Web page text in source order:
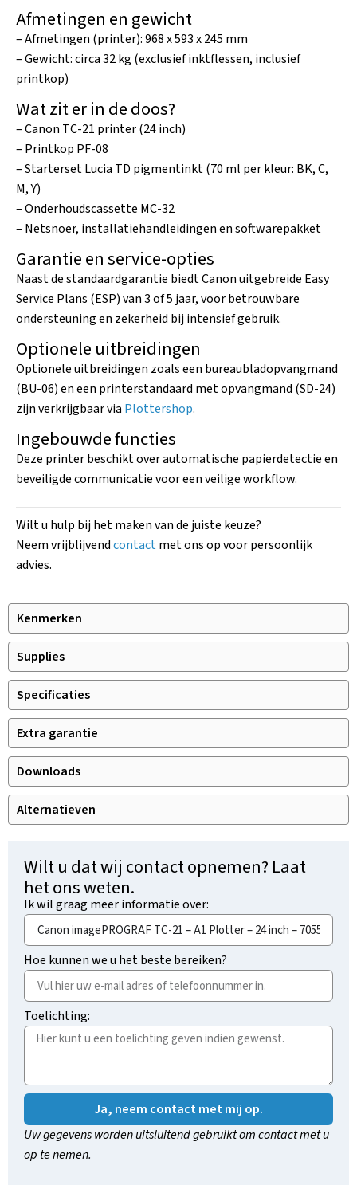
Kenmerken
Supplies
Specificaties
Extra garantie
Downloads
Alternatieven
Afmetingen en gewicht
– Afmetingen (printer): 968 x 593 x 245 mm
– Gewicht: circa 32 kg (exclusief inktflessen, inclusief
printkop)
Wat zit er in de doos?
– Canon TC-21 printer (24 inch)
– Printkop PF-08
– Starterset Lucia TD pigmentinkt (70 ml per kleur: BK, C,
M, Y)
– Onderhoudscassette MC-32
– Netsnoer, installatiehandleidingen en softwarepakket
Garantie en service-opties
Naast de standaardgarantie biedt Canon uitgebreide Easy
Service Plans (ESP) van 3 of 5 jaar, voor betrouwbare
ondersteuning en zekerheid bij intensief gebruik.
Optionele uitbreidingen
Optionele uitbreidingen zoals een bureaubladopvangmand
(BU-06) en een printerstandaard met opvangmand (SD-24)
zijn verkrijgbaar via Plottershop.
Ingebouwde functies
Deze printer beschikt over automatische papierdetectie en
beveiligde communicatie voor een veilige workflow.
Wilt u hulp bij het maken van de juiste keuze?
Neem vrijblijvendcontactmet ons op voor persoonlijk
advies.
Wilt u dat wij contact opnemen? Laat
het ons weten.
Ik wil graag meer informatie over:
Hoe kunnen we u het beste bereiken?
Toelichting:
Ja, neem contact met mij op.
Uw gegevens worden uitsluitend gebruikt om contact met u
op te nemen.